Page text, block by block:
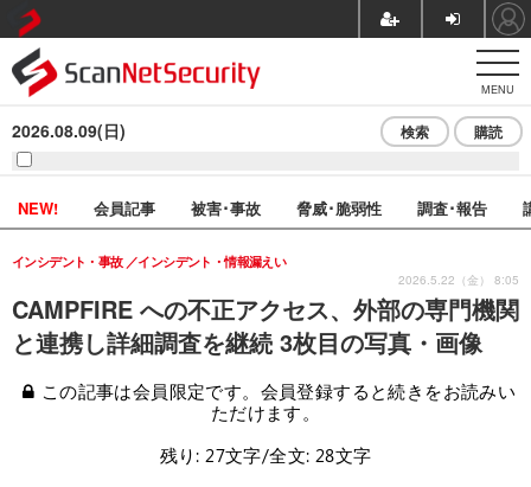
MENU
2026.08.09(日) 検索 購読
NEW! 会員記事 被害･事故 脅威･脆弱性 調査･報告
CAMPFIRE への不正アクセス、外部の専門機関
と連携し詳細調査を継続 3枚目の写真・画像
インシデント・事故 インシデント・情報漏えい
2026.5.22（金） 8:05
この記事は会員限定です。会員登録すると続きをお読みい
ただけます。
残り: 27文字/全文: 28文字